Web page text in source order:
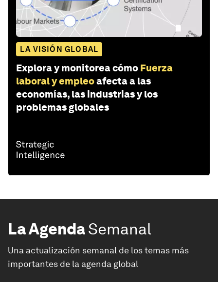
LA VISIÓN GLOBAL
Explora y monitorea cómo Fuerza
laboral y empleoafecta a las
economías, las industrias y los
problemas globales
La AgendaSemanal
Una actualización semanal de los temas más
importantes de la agenda global